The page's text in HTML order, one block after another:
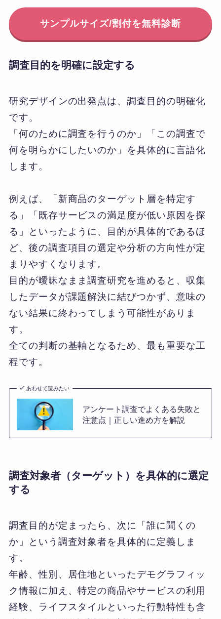
サンプルサイズ/割付を無料診断
調査目的を明確に設定する
研究デザインの出発点は、調査目的の明確化
です。
「何のために調査を行うのか」「この調査で
何を明らかにしたいのか」を具体的に言語化
します。
例えば、「新商品のターゲット層を特定す
る」「既存サービスの満足度が低い原因を探
る」といったように、目的が具体的であるほ
ど、後の調査項目の選定や分析の方向性が定
まりやすくなります。
目的が曖昧なまま調査研究を進めると、収集
したデータが課題解決に結びつかず、意味の
ない結果に終わってしまう可能性がありま
す。
全ての判断の基軸となるため、最も重要な工
程です。
あわせて読みたい
アンケート調査でよくある失敗と
注意点｜正しい進め方を解説
調査対象者（ターゲット）を具体的に選定
する
調査目的が定まったら、次に「誰に聞くの
か」という調査対象者を具体的に定義しま
す。
年齢、性別、居住地といったデモグラフィッ
ク情報に加え、特定の商品やサービスの利用
経験、ライフスタイルといった行動特性も含